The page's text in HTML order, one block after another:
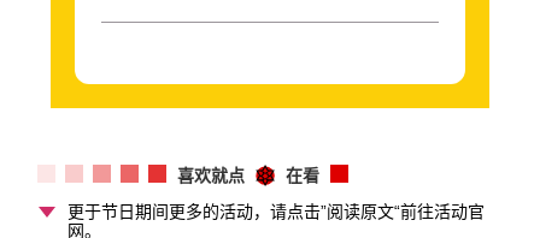
喜欢就点
在看
更于节日期间更多的活动，请点击”阅读原文“前往活动官
网。